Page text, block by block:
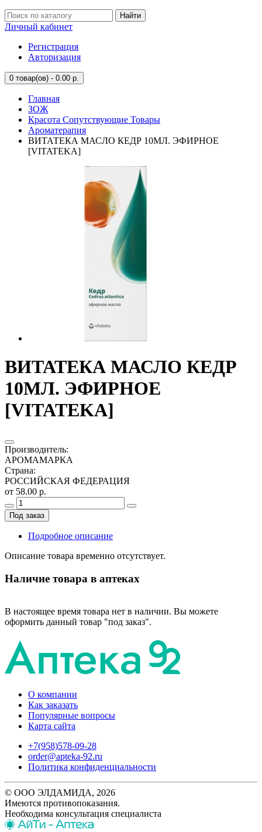
Найти
Личный кабинет
Регистрация
Авторизация
0 товар(ов) - 0.00 р.
Главная
ЗОЖ
Красота Сопутствующие Товары
Ароматерапия
ВИТАТЕКА МАСЛО КЕДР 10МЛ. ЭФИРНОЕ
[VITATEKA]
ВИТАТЕКА МАСЛО КЕДР
10МЛ. ЭФИРНОЕ
[VITATEKA]
Производитель:
АРОМАМАРКА
Страна:
РОССИЙСКАЯ ФЕДЕРАЦИЯ
от 58.00 р.
Под заказ
Подробное описание
Описание товара временно отсутствует.
Наличие товара в аптеках
В настоящее время товара нет в наличии. Вы можете
оформить данный товар "под заказ".
О компании
Как заказать
Популярные вопросы
Карта сайта
+7(958)578-09-28
order@apteka-92.ru
Политика конфиденциальности
© ООО ЭЛДАМИДА, 2026
Имеются противопоказания.
Необходима консультация специалиста